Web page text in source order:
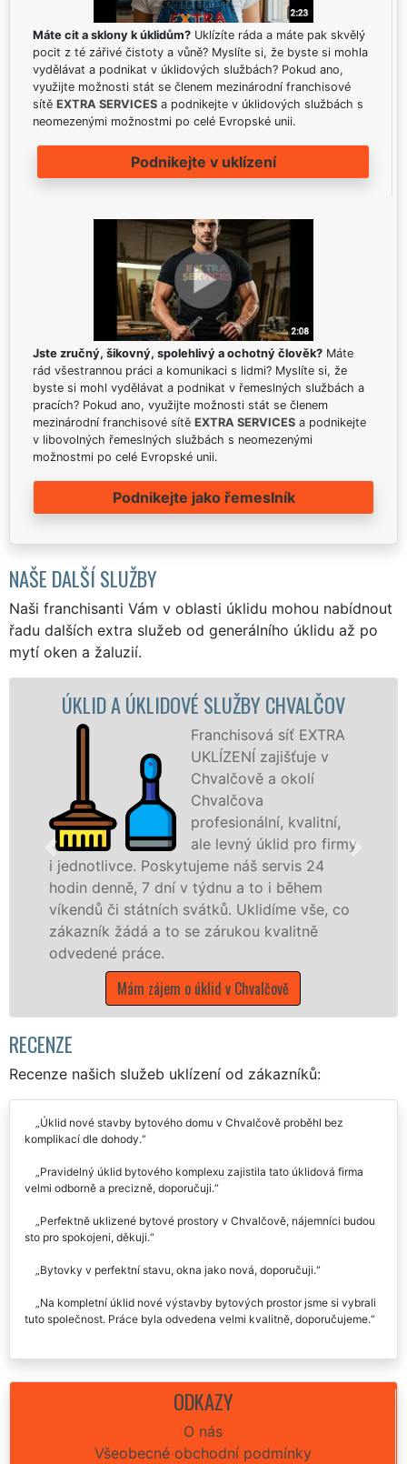
Máte cit a sklony k úklidům? Uklízíte ráda a máte pak skvělý
pocit z té zářivé čistoty a vůně? Myslíte si, že byste si mohla
vydělávat a podnikat v úklidových službách? Pokud ano,
využijte možnosti stát se členem mezinárodní franchisové
sítě EXTRA SERVICES a podnikejte v úklidových službách s
neomezenými možnostmi po celé Evropské unii.
Podnikejte v uklízení
Jste zručný, šikovný, spolehlivý a ochotný člověk? Máte
rád všestrannou práci a komunikaci s lidmi? Myslíte si, že
byste si mohl vydělávat a podnikat v řemeslných službách a
pracích? Pokud ano, využijte možnosti stát se členem
mezinárodní franchisové sítě EXTRA SERVICES a podnikejte
v libovolných řemeslných službách s neomezenými
možnostmi po celé Evropské unii.
Podnikejte jako řemeslník
NAŠE DALŠÍ SLUŽBY
Naši franchisanti Vám v oblasti úklidu mohou nabídnout
řadu dalších extra služeb od generálního úklidu až po
mytí oken a žaluzií.
SLUŽBY CHVALČOV
Franchisová síť EXTRA
UKLÍZENÍ zajišťuje v
Chvalčově a okolí
Chvalčova
profesionální, kvalitní,
ale levný úklid pro firmy
Poskytujeme náš servis 24
7 dní v týdnu a to i během
svátků. Uklidíme vše, co
a to se zárukou kvalitně
zájem o úklid v Chvalčově
nabízíme
státní
Zlínském
RECENZE
Recenze našich služeb uklízení od zákazníků:
Úklid nové stavby bytového domu v Chvalčově proběhl bez
komplikací dle dohody.
Pravidelný úklid bytového komplexu zajistila tato úklidová firma
velmi odborně a precizně, doporučuji.
Perfektně uklizené bytové prostory v Chvalčově, nájemníci budou
sto pro spokojeni, děkuji.
Bytovky v perfektní stavu, okna jako nová, doporučuji.
Na kompletní úklid nové výstavby bytových prostor jsme si vybrali
tuto společnost. Práce byla odvedena velmi kvalitně, doporučujeme.
ODKAZY
O nás
Všeobecné obchodní podmínky